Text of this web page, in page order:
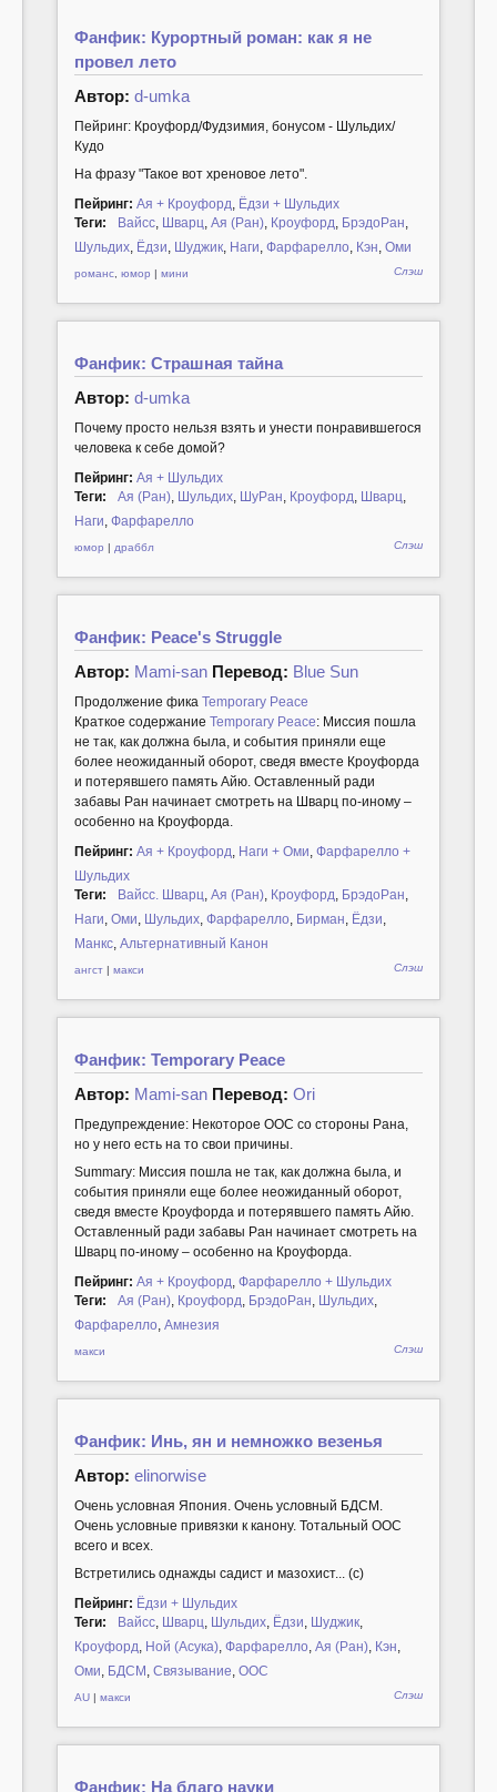
Фанфик: Курортный роман: как я не
провел лето
Автор: d-umka
Пейринг: Кроуфорд/Фудзимия, бонусом - Шульдих/
Кудо
На фразу "Такое вот хреновое лето".
Пейринг: Ая + Кроуфорд Ёдзи + Шульдих
Теги:
Вайсс Шварц Ая (Ран) Кроуфорд БрэдоРан
Шульдих Ёдзи Шуджик Наги Фарфарелло Кэн Оми
романс юмор | мини Слэш
Фанфик: Страшная тайна
Автор: d-umka
Почему просто нельзя взять и унести понравившегося
человека к себе домой?
Пейринг: Ая + Шульдих
Теги:
Ая (Ран) Шульдих ШуРан Кроуфорд Шварц
Наги Фарфарелло
юмор | драббл Слэш
Фанфик: Peace's Struggle
Автор: Mami-san Перевод: Blue Sun
Продолжение фика Temporary Peace
Краткое содержание Temporary Peace: Миссия пошла
не так, как должна была, и события приняли еще
более неожиданный оборот, сведя вместе Кроуфорда
и потерявшего память Айю. Оставленный ради
забавы Ран начинает смотреть на Шварц по-иному –
особенно на Кроуфорда.
Пейринг: Ая + Кроуфорд Наги + Оми Фарфарелло +
Шульдих
Теги:
Вайсс. Шварц Ая (Ран) Кроуфорд БрэдоРан
Наги Оми Шульдих Фарфарелло Бирман Ёдзи
Манкс Альтернативный Канон
ангст | макси Слэш
Фанфик: Temporary Peace
Автор: Mami-san Перевод: Ori
Предупреждение: Некоторое ООС со стороны Рана,
но у него есть на то свои причины.
Summary: Миссия пошла не так, как должна была, и
события приняли еще более неожиданный оборот,
сведя вместе Кроуфорда и потерявшего память Айю.
Оставленный ради забавы Ран начинает смотреть на
Шварц по-иному – особенно на Кроуфорда.
Пейринг: Ая + Кроуфорд Фарфарелло + Шульдих
Теги:
Ая (Ран) Кроуфорд БрэдоРан Шульдих
Фарфарелло Амнезия
макси Слэш
Фанфик: Инь, ян и немножко везенья
Автор: elinorwise
Очень условная Япония. Очень условный БДСМ.
Очень условные привязки к канону. Тотальный ООС
всего и всех.
Встретились однажды садист и мазохист... (с)
Пейринг: Ёдзи + Шульдих
Теги:
Вайсс Шварц Шульдих Ёдзи Шуджик
Кроуфорд Ной (Асука) Фарфарелло Ая (Ран) Кэн
Оми БДСМ Связывание ООС
AU | макси Слэш
Фанфик: На благо науки